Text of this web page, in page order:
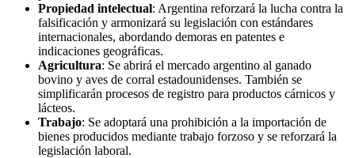
Propiedad intelectual: Argentina reforzará la lucha contra la
falsificación y armonizará su legislación con estándares
internacionales, abordando demoras en patentes e
indicaciones geográficas.
Agricultura: Se abrirá el mercado argentino al ganado
bovino y aves de corral estadounidenses. También se
simplificarán procesos de registro para productos cárnicos y
lácteos.
Trabajo: Se adoptará una prohibición a la importación de
bienes producidos mediante trabajo forzoso y se reforzará la
legislación laboral.